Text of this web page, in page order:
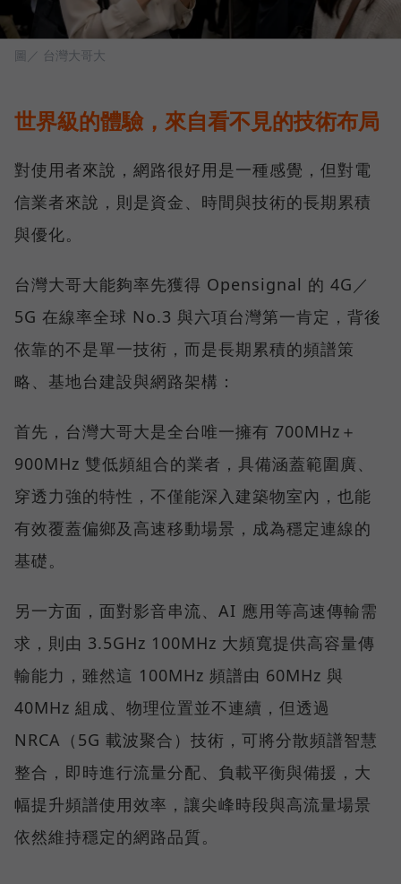
圖／ 台灣大哥大
世界級的體驗，來自看不見的技術布局
對使用者來說，網路很好用是一種感覺，但對電
信業者來說，則是資金、時間與技術的長期累積
與優化。
台灣大哥大能夠率先獲得 Opensignal 的 4G／
5G 在線率全球 No.3 與六項台灣第一肯定，背後
依靠的不是單一技術，而是長期累積的頻譜策
略、基地台建設與網路架構：
首先，台灣大哥大是全台唯一擁有 700MHz＋
900MHz 雙低頻組合的業者，具備涵蓋範圍廣、
穿透力強的特性，不僅能深入建築物室內，也能
有效覆蓋偏鄉及高速移動場景，成為穩定連線的
基礎。
另一方面，面對影音串流、AI 應用等高速傳輸需
求，則由 3.5GHz 100MHz 大頻寬提供高容量傳
輸能力，雖然這 100MHz 頻譜由 60MHz 與
40MHz 組成、物理位置並不連續，但透過
NRCA（5G 載波聚合）技術，可將分散頻譜智慧
整合，即時進行流量分配、負載平衡與備援，大
幅提升頻譜使用效率，讓尖峰時段與高流量場景
依然維持穩定的網路品質。